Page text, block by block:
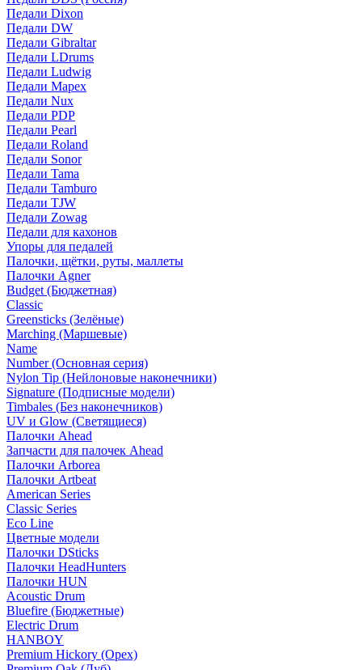
Педали Dixon
Педали DW
Педали Gibraltar
Педали LDrums
Педали Ludwig
Педали Mapex
Педали Nux
Педали PDP
Педали Pearl
Педали Roland
Педали Sonor
Педали Tama
Педали Tamburo
Педали TJW
Педали Zowag
Педали для кахонов
Упоры для педалей
Палочки, щётки, руты, маллеты
Палочки Agner
Budget (Бюджетная)
Classic
Greensticks (Зелёные)
Marching (Маршевые)
Name
Number (Основная серия)
Nylon Tip (Нейлоновые наконечники)
Signature (Подписные модели)
Timbales (Без наконечников)
UV и Glow (Светящиеся)
Палочки Ahead
Запчасти для палочек Ahead
Палочки Arborea
Палочки Artbeat
American Series
Classic Series
Eco Line
Цветные модели
Палочки DSticks
Палочки HeadHunters
Палочки HUN
Acoustic Drum
Bluefire (Бюджетные)
Electric Drum
HANBOY
Premium Hickory (Орех)